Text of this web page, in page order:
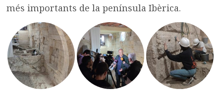
més importants de la península Ibèrica.